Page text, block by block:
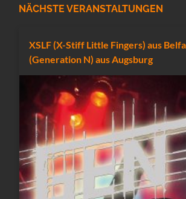
NÄCHSTE VERANSTALTUNGEN
XSLF (X-Stiff Little Fingers) aus
(Generation N) aus Augsburg